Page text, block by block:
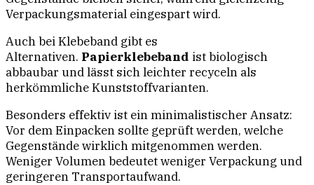
Verpackungsmaterial eingespart wird.
Auch bei Klebeband gibt es
Alternativen. Papierklebeband ist biologisch
abbaubar und lässt sich leichter recyceln als
herkömmliche Kunststoffvarianten.
Besonders effektiv ist ein minimalistischer Ansatz:
Vor dem Einpacken sollte geprüft werden, welche
Gegenstände wirklich mitgenommen werden.
Weniger Volumen bedeutet weniger Verpackung und
geringeren Transportaufwand.